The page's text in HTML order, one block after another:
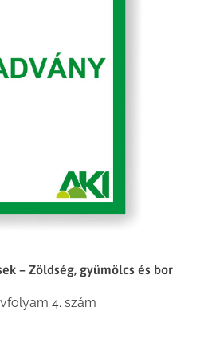
– Zöldség, gyümölcs és bor
4. szám